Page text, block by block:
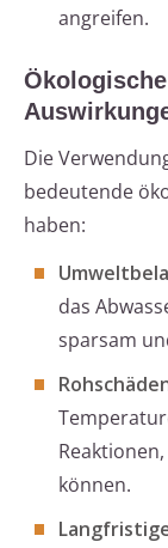
angreifen.
Die
bedeutende
haben:
das
sparsam
können.